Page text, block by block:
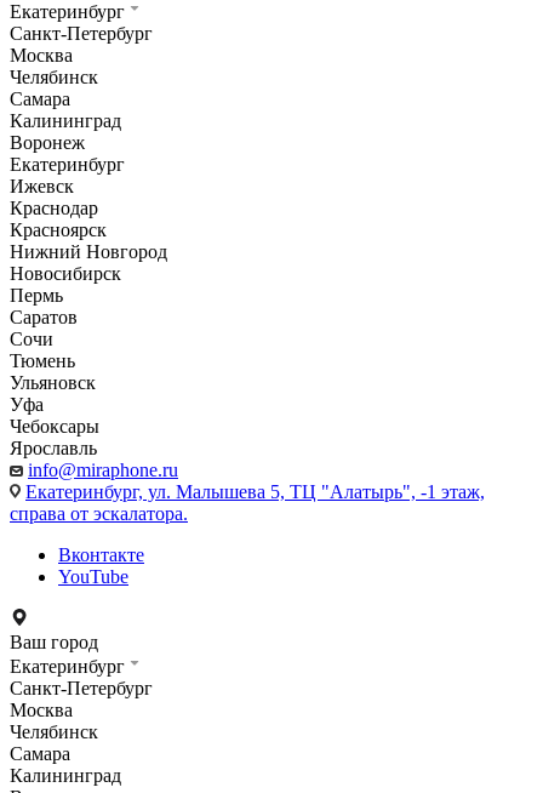
Екатеринбург
Санкт-Петербург
Москва
Челябинск
Самара
Калининград
Воронеж
Екатеринбург
Ижевск
Краснодар
Красноярск
Нижний Новгород
Новосибирск
Пермь
Саратов
Сочи
Тюмень
Ульяновск
Уфа
Чебоксары
Ярославль
info@miraphone.ru
Екатеринбург, ул. Малышева 5, ТЦ "Алатырь", -1 этаж,
справа от эскалатора.
Вконтакте
YouTube
Ваш город
Екатеринбург
Санкт-Петербург
Москва
Челябинск
Самара
Калининград